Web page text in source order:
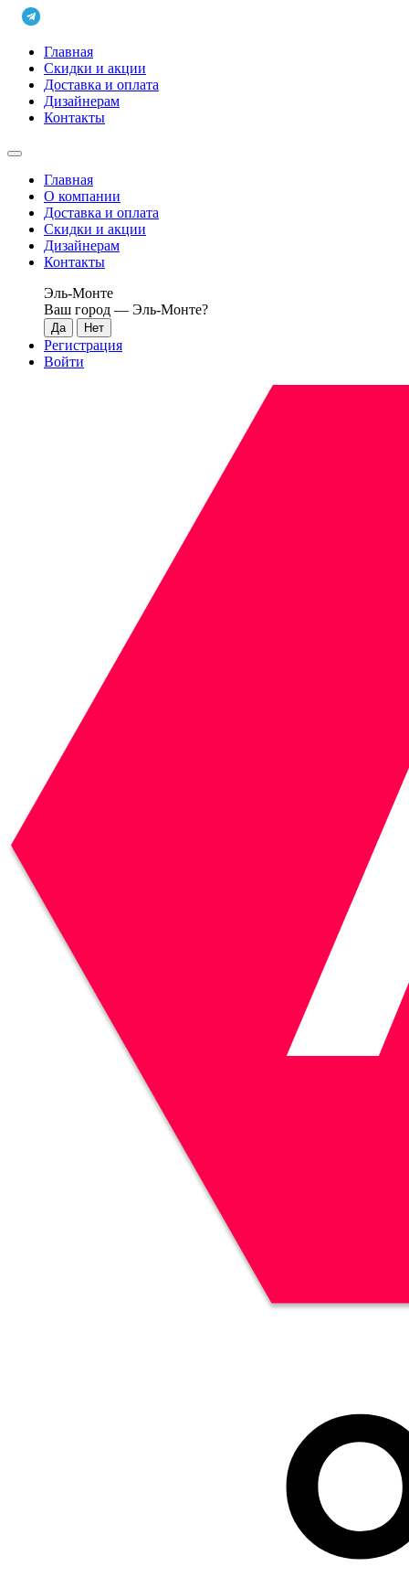
Главная
Скидки и акции
Доставка и оплата
Дизайнерам
Контакты
Главная
О компании
Доставка и оплата
Скидки и акции
Дизайнерам
Контакты
Эль-Монте
Ваш город — Эль-Монте?
Регистрация
Войти